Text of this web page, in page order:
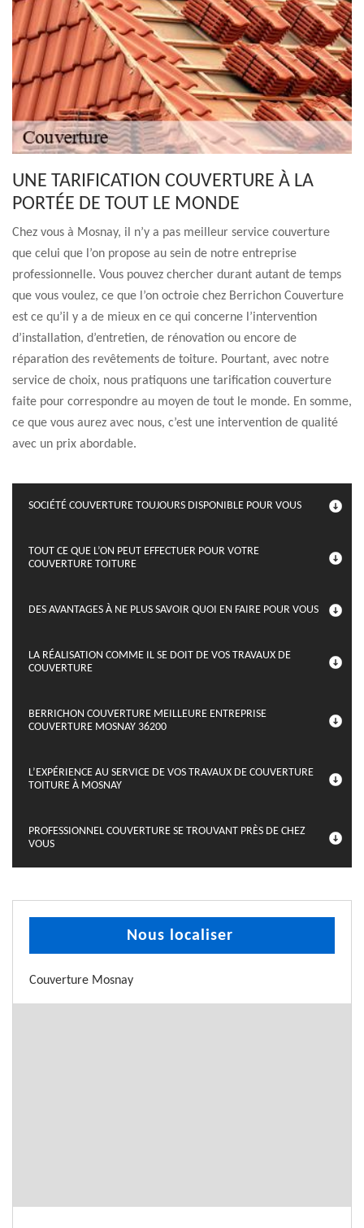
UNE TARIFICATION COUVERTURE À LA
PORTÉE DE TOUT LE MONDE
Chez vous à Mosnay, il n’y a pas meilleur service couverture
que celui que l’on propose au sein de notre entreprise
professionnelle. Vous pouvez chercher durant autant de temps
que vous voulez, ce que l’on octroie chez Berrichon Couverture
est ce qu’il y a de mieux en ce qui concerne l’intervention
d’installation, d’entretien, de rénovation ou encore de
réparation des revêtements de toiture. Pourtant, avec notre
service de choix, nous pratiquons une tarification couverture
faite pour correspondre au moyen de tout le monde. En somme,
ce que vous aurez avec nous, c’est une intervention de qualité
avec un prix abordable.
SOCIÉTÉ COUVERTURE TOUJOURS DISPONIBLE POUR VOUS
TOUT CE QUE L’ON PEUT EFFECTUER POUR VOTRE
COUVERTURE TOITURE
DES AVANTAGES À NE PLUS SAVOIR QUOI EN FAIRE POUR VOUS
LA RÉALISATION COMME IL SE DOIT DE VOS TRAVAUX DE
COUVERTURE
BERRICHON COUVERTURE MEILLEURE ENTREPRISE
COUVERTURE MOSNAY 36200
L’EXPÉRIENCE AU SERVICE DE VOS TRAVAUX DE COUVERTURE
TOITURE À MOSNAY
PROFESSIONNEL COUVERTURE SE TROUVANT PRÈS DE CHEZ
VOUS
Nous localiser
Couverture Mosnay